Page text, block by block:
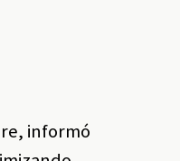
informó